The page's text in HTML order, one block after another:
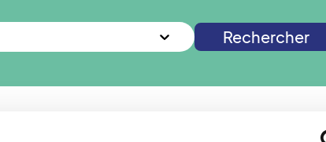
Rechercher
? Vous cherchez un autre examen de radiologie ?